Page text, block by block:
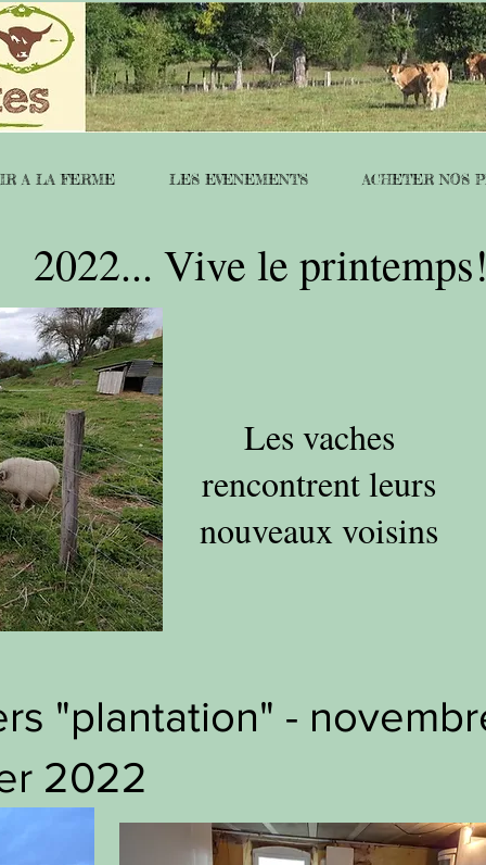
A LA FERME LES EVENEMENTS ACHETER NOS
2022... Vive le printemps!
Les vaches
rencontrent leurs
nouveaux voisins
"plantation" -
2022